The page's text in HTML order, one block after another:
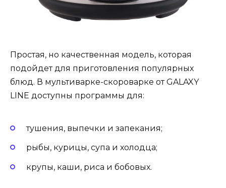
Простая, но качественная модель, которая
подойдет для приготовления популярных
блюд. В мультиварке-скороварке от GALAXY
LINE доступны программы для:
тушения, выпечки и запекания;
рыбы, курицы, супа и холодца;
крупы, каши, риса и бобовых.